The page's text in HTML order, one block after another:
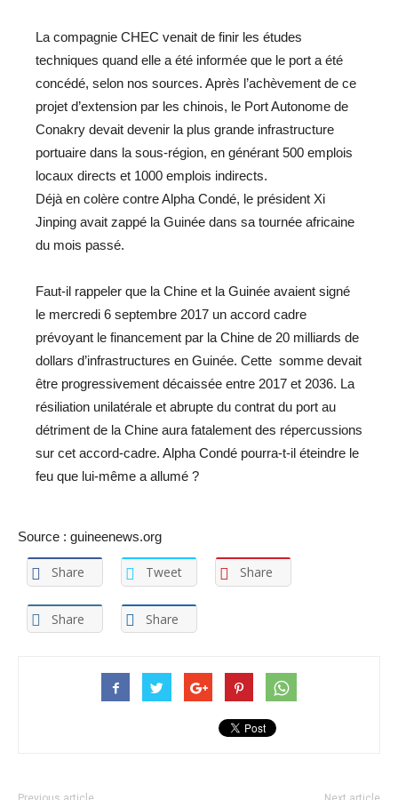
La compagnie CHEC venait de finir les études
techniques quand elle a été informée que le port a été
concédé, selon nos sources. Après l’achèvement de ce
projet d’extension par les chinois, le Port Autonome de
Conakry devait devenir la plus grande infrastructure
portuaire dans la sous-région, en générant 500 emplois
locaux directs et 1000 emplois indirects.
Déjà en colère contre Alpha Condé, le président Xi
Jinping avait zappé la Guinée dans sa tournée africaine
du mois passé.
Faut-il rappeler que la Chine et la Guinée avaient signé
le mercredi 6 septembre 2017 un accord cadre
prévoyant le financement par la Chine de 20 milliards de
dollars d’infrastructures en Guinée. Cette somme devait
être progressivement décaissée entre 2017 et 2036. La
résiliation unilatérale et abrupte du contrat du port au
détriment de la Chine aura fatalement des répercussions
sur cet accord-cadre. Alpha Condé pourra-t-il éteindre le
feu que lui-même a allumé ?
Source : guineenews.org
Share Tweet Share
Share Share